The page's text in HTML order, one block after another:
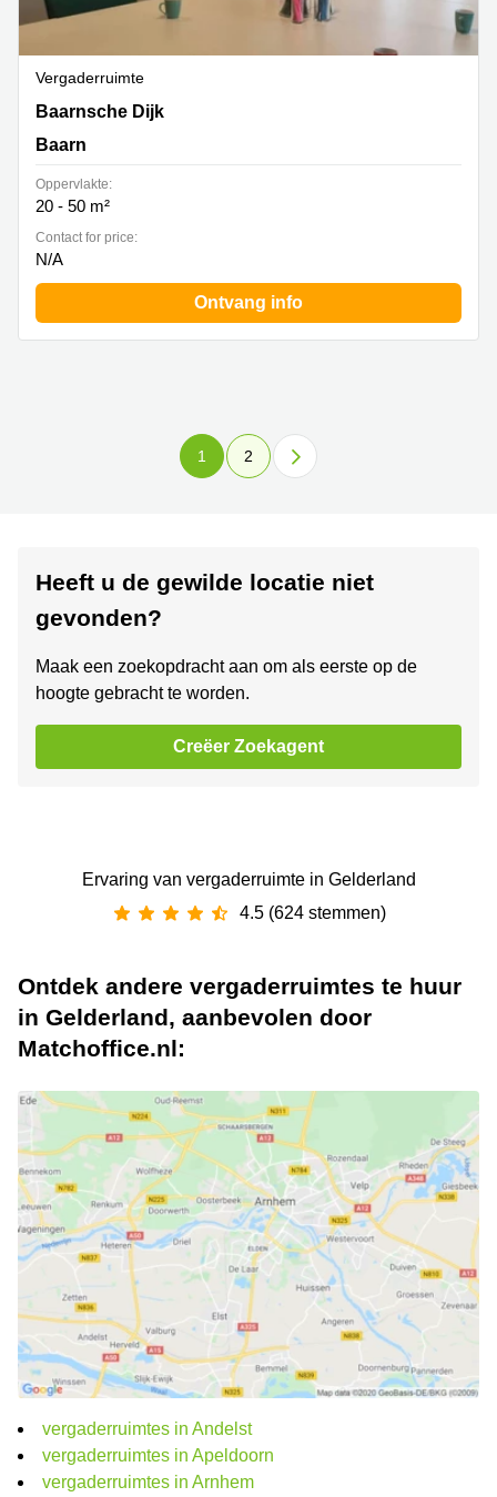
Vergaderruimte
Baarnsche Dijk 4d, Baarn
Baarnsche Dijk
Baarn
Oppervlakte:
20 - 50 m²
Contact for price:
N/A
Ontvang info
1 2
Heeft u de gewilde locatie niet
gevonden?
Maak een zoekopdracht aan om als eerste op de
hoogte gebracht te worden.
Creëer Zoekagent
Ervaring van ‪vergaderruimte‬ in Gelderland
4.5 (624 stemmen)
Ontdek andere vergaderruimtes te huur
in Gelderland, aanbevolen door
Matchoffice.nl:
vergaderruimtes in Andelst
vergaderruimtes in Apeldoorn
vergaderruimtes in Arnhem